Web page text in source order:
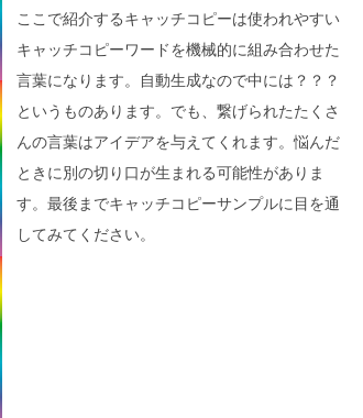
ここで紹介するキャッチコピーは使われやすい
キャッチコピーワードを機械的に組み合わせた
言葉になります。自動生成なので中には？？？
というものあります。でも、繋げられたたくさ
んの言葉はアイデアを与えてくれます。悩んだ
ときに別の切り口が生まれる可能性がありま
す。最後までキャッチコピーサンプルに目を通
してみてください。